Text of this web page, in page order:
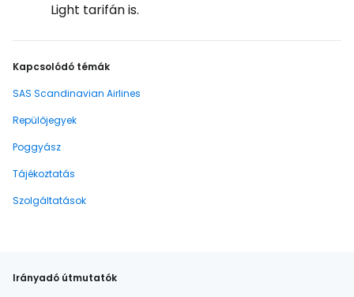
Light tarifán is.
Kapcsolódó témák
SAS Scandinavian Airlines
Repülőjegyek
Poggyász
Tájékoztatás
Szolgáltatások
Irányadó útmutatók